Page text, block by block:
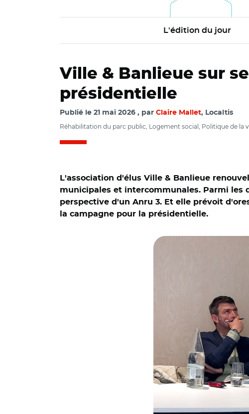
L'édition du jour
Ville & Banlieue sur
présidentielle
Publié le 21 mai 2026 par Claire Mallet, Localtis
Réhabilitation du parc public, Logement social, Politique de la
L'association d'élus Ville & Banlieue
municipales et intercommunales. Parmi les
perspective d'un Anru 3. Et elle prévoit
la campagne pour la présidentielle.